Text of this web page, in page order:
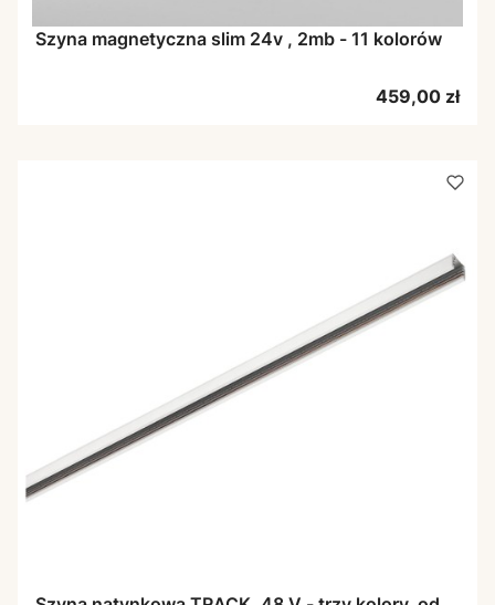
Szyna magnetyczna slim 24v , 2mb - 11 kolorów
Cena
459,00 zł